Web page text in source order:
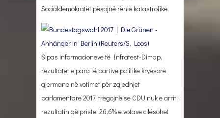
Socialdemokratët pësojnë rënie katastrofike.
Sipas informacioneve të Infratest-Dimap,
rezultatet e para të partive politike kryesore
gjermane në votimet për zgjedhjet
parlamentare 2017, tregojnë se CDU nuk e arriti
rezultatin që priste. 26,6% e votave cilësohet